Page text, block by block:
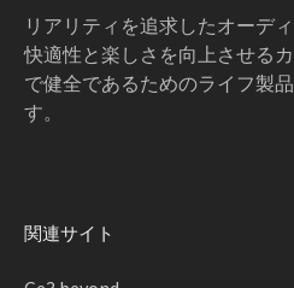
リアリティを追求したオーデ
快適性と楽しさを向上させる
で健全であるためのライフ製
す。
関連サイト